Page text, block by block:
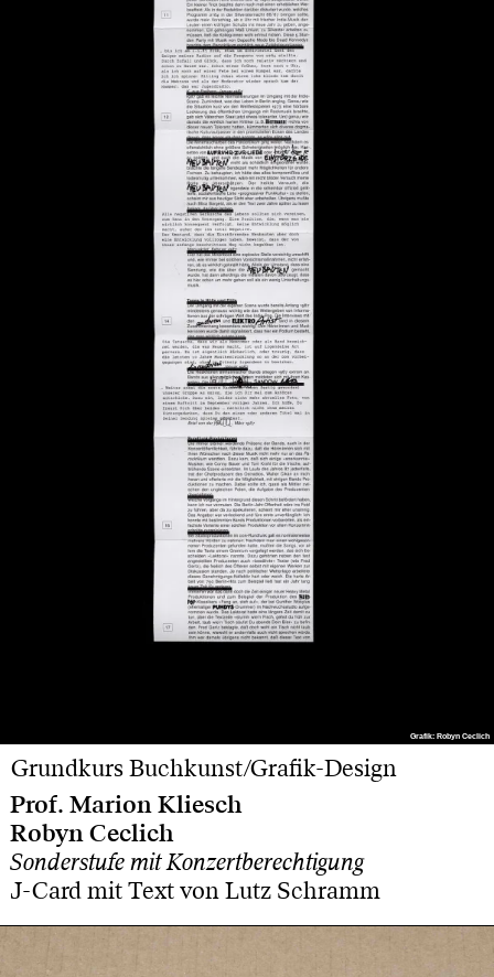
Grafik: Robyn Ceclich
Grafik: Robyn Ceclich
Grundkurs Buchkunst/Grafik-Design
Prof. Marion Kliesch
Robyn Ceclich
Sonderstufe mit Konzertberechtigung
J-Card mit Text von Lutz Schramm